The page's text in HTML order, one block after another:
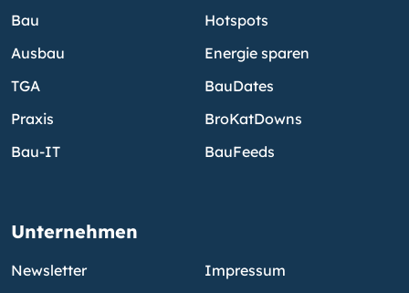
Bau
Ausbau
TGA
Praxis
Bau-IT
Hotspots
Energie sparen
BauDates
BroKatDowns
BauFeeds
Unternehmen
Newsletter
Impressum